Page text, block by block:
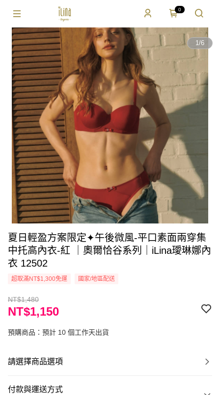
0
1/6
夏日輕盈方案限定✦午後微風-平口素面兩穿集
中托高內衣-紅 ｜奧爾恰谷系列｜iLina璦琳娜內
衣 12502
超取滿NT$1,300免運 國家/地區配送
NT$1,480
NT$1,150
預購商品：預計 10 個工作天出貨
請選擇商品選項
付款與運送方式